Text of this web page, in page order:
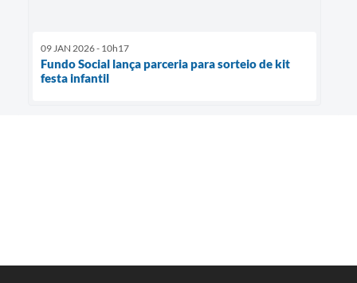
09 JAN 2026 - 10h17
Fundo Social lança parceria para sorteio de kit
festa infantil